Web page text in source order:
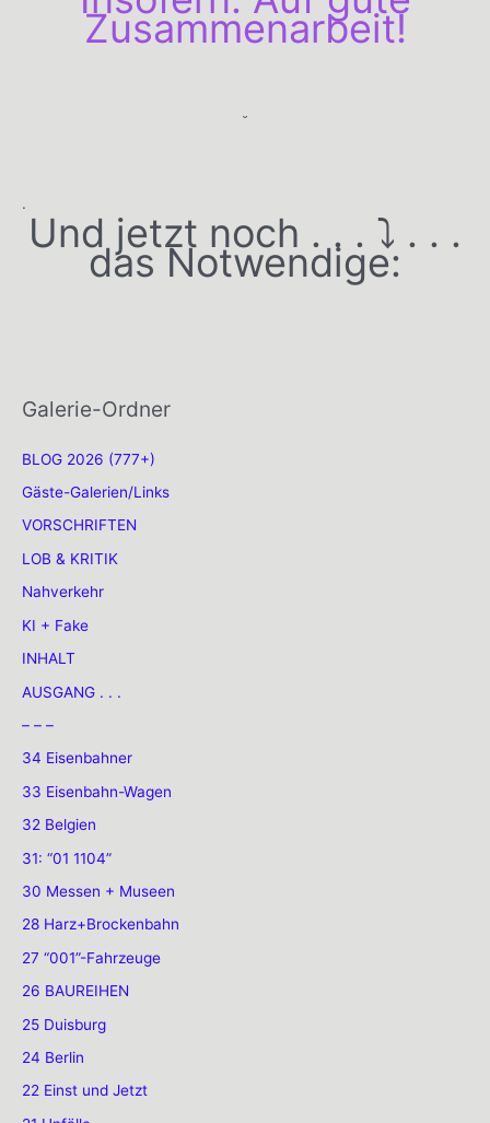
Galerie-Ordner
BLOG 2026 (777+)
Gäste-Galerien/Links
VORSCHRIFTEN
LOB & KRITIK
Nahverkehr
KI + Fake
INHALT
AUSGANG . . .
– – –
34 Eisenbahner
33 Eisenbahn-Wagen
32 Belgien
31: “01 1104”
30 Messen + Museen
28 Harz+Brockenbahn
27 “001”-Fahrzeuge
26 BAUREIHEN
25 Duisburg
24 Berlin
22 Einst und Jetzt
Zusammenarbeit!
˘
.
Und jetzt noch . . . ⤵️ . . .
das Notwendige: